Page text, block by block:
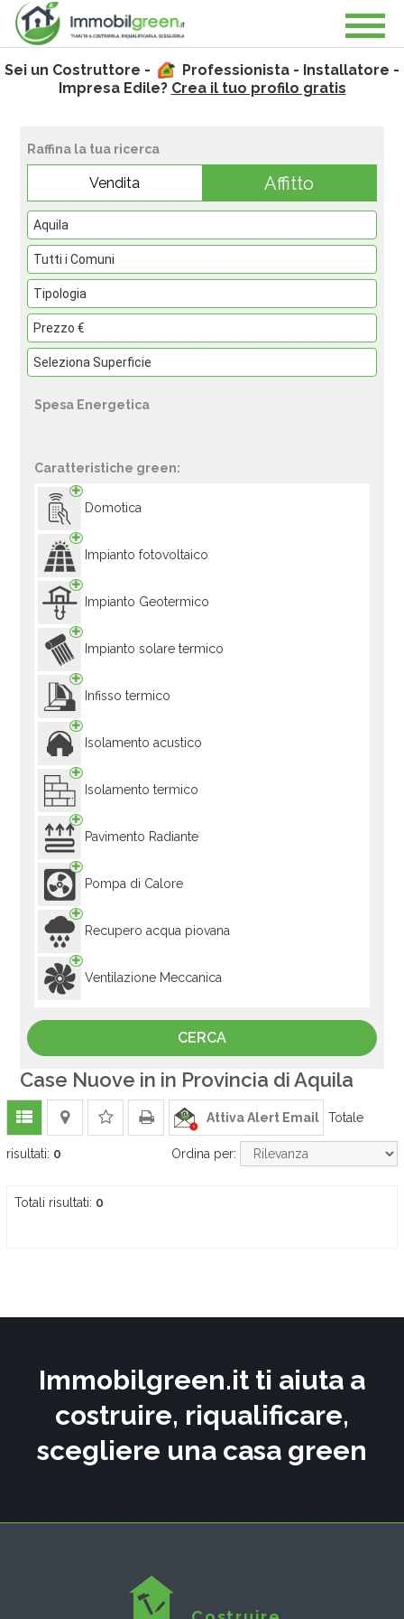
Sei un Costruttore -
Professionista - Installatore -
Impresa Edile? Crea il tuo profilo gratis
Raffina la tua ricerca
Vendita Affitto
Spesa Energetica
Caratteristiche green:
Domotica
Impianto fotovoltaico
Impianto Geotermico
Impianto solare termico
Infisso termico
Isolamento acustico
Isolamento termico
Pavimento Radiante
Pompa di Calore
Recupero acqua piovana
Ventilazione Meccanica
Case Nuove in in Provincia di Aquila
Attiva Alert Email Totale
risultati: 0 Ordina per:
Totali risultati: 0
Immobilgreen.it ti aiuta a
costruire, riqualificare,
scegliere una casa green